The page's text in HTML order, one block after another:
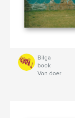
Bilga
book
Von doer